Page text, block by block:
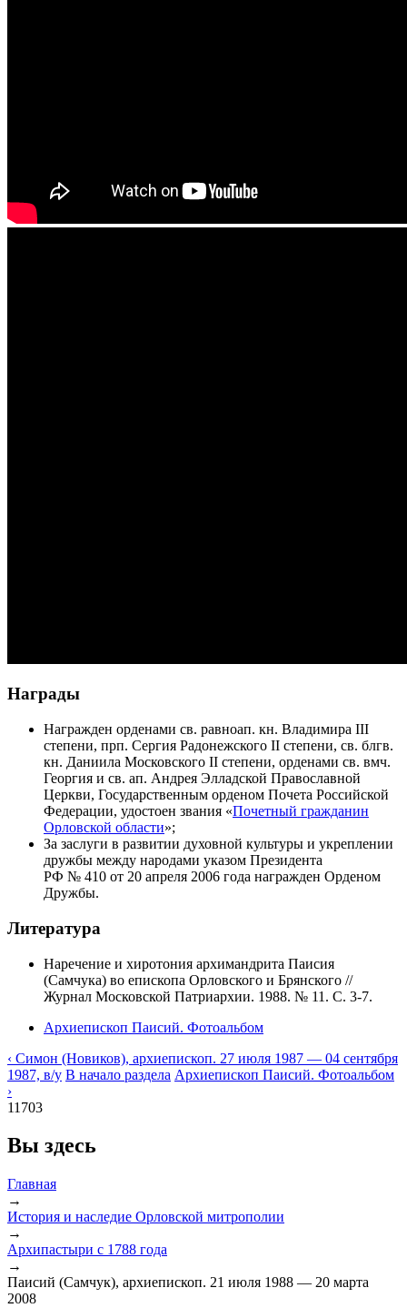
Награды
Награжден орденами св. равноап. кн. Владимира III
степени, прп. Сергия Радонежского II степени, св. блгв.
кн. Даниила Московского II степени, орденами св. вмч.
Георгия и св. ап. Андрея Элладской Православной
Церкви, Государственным орденом Почета Российской
Федерации, удостоен звания «Почетный гражданин
Орловской области»;
За заслуги в развитии духовной культуры и укреплении
дружбы между народами указом Президента
РФ № 410 от 20 апреля 2006 года награжден Орденом
Дружбы.
Литература
Наречение и хиротония архимандрита Паисия
(Самчука) во епископа Орловского и Брянского //
Журнал Московской Патриархии. 1988. № 11. С. 3-7.
Архиепископ Паисий. Фотоальбом
‹ Симон (Новиков), архиепископ. 27 июля 1987 — 04 сентября
1987, в/у В начало раздела Архиепископ Паисий. Фотоальбом
›
11703
Вы здесь
Главная
→
История и наследие Орловской митрополии
→
Архипастыри с 1788 года
→
Паисий (Самчук), архиепископ. 21 июля 1988 — 20 марта
2008